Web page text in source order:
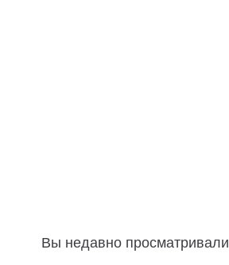
Вы недавно просматривали